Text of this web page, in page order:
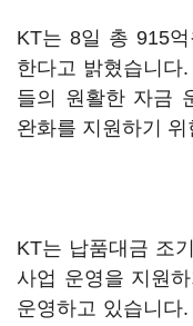
KT는 8일 총 915
한다고 밝혔습니다
들의 원활한 자금
완화를 지원하기
KT는 납품대금 조
사업 운영을 지원
운영하고 있습니다